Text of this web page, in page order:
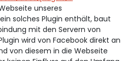
unseres
solches Plugin enthält, baut
mit den Servern von
wird von Facebook direkt an
von diesem in die Webseite